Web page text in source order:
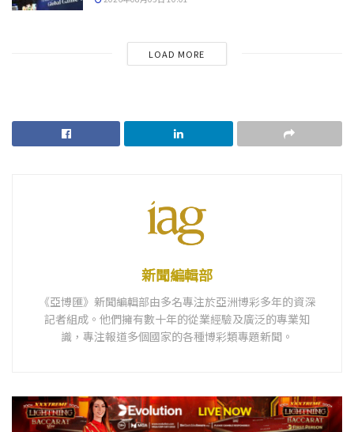
LOAD MORE
新聞編輯部
《亞博匯》新聞編輯部由多名專注於亞洲博彩多年的資深
記者組成。他們擁有數十年的從業經驗及廣泛的專業知
識，專注報道多個國家的各種博彩類專題新聞。